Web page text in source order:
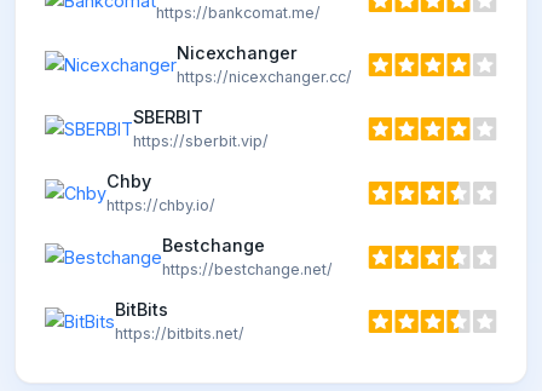
https://bankcomat.me/
Nicexchanger
https://nicexchanger.cc/
SBERBIT
https://sberbit.vip/
Chby
https://chby.io/
Bestchange
https://bestchange.net/
BitBits
https://bitbits.net/